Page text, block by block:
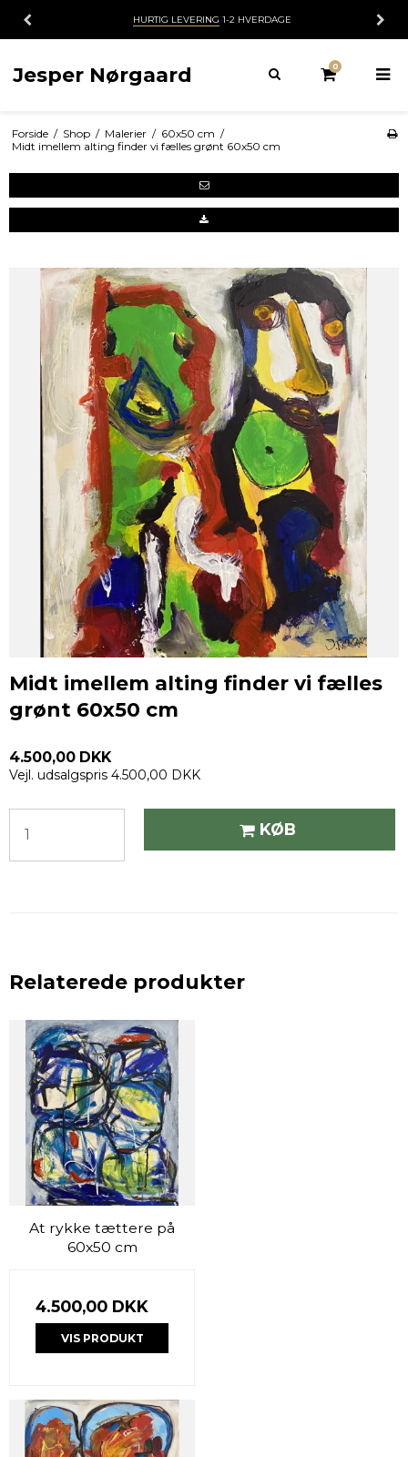
HURTIG LEVERING 1-2 HVERDAGE
Jesper Nørgaard 0
Forside / Shop / Malerier / 60x50 cm /
Midt imellem alting finder vi fælles grønt 60x50 cm
Midt imellem alting finder vi fælles
grønt 60x50 cm
4.500,00 DKK
Vejl. udsalgspris 4.500,00 DKK
KØB
Relaterede produkter
At rykke tættere på
60x50 cm
4.500,00 DKK
VIS PRODUKT